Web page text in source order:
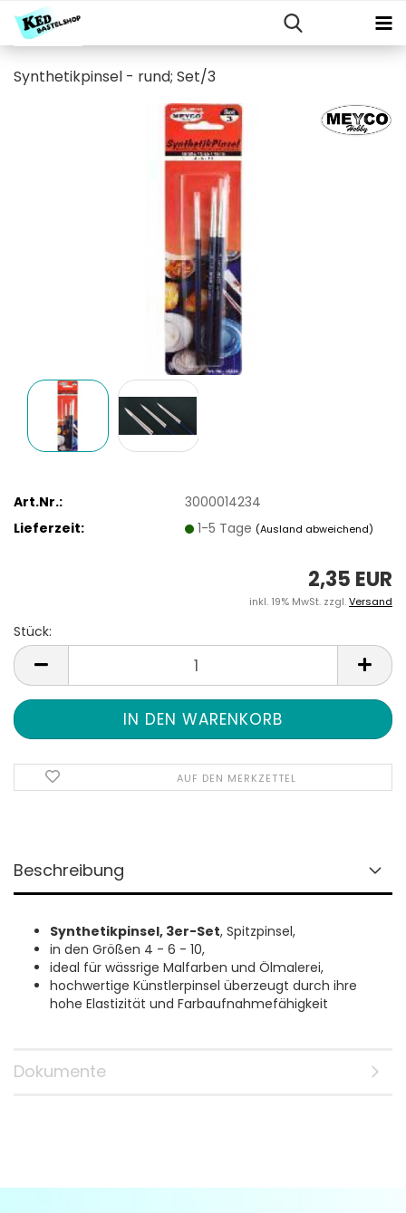
Synthetikpinsel - rund; Set/3
Art.Nr.:
3000014234
Lieferzeit:
1-5 Tage (Ausland abweichend)
2,35 EUR
inkl. 19% MwSt. zzgl.Versand
Stück:
Stück
AUF DEN MERKZETTEL
Beschreibung
Synthetikpinsel, 3er-Set, Spitzpinsel,
in den Größen 4 - 6 - 10,
ideal für wässrige Malfarben und Ölmalerei,
hochwertige Künstlerpinsel überzeugt durch ihre
hohe Elastizität und Farbaufnahmefähigkeit
Dokumente